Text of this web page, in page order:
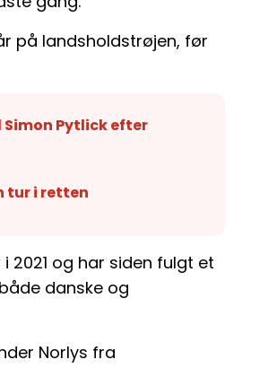
på landsholdstrøjen, før
Pytlick efter
tur i retten
2021 og har siden fulgt et
danske og
Norlys fra